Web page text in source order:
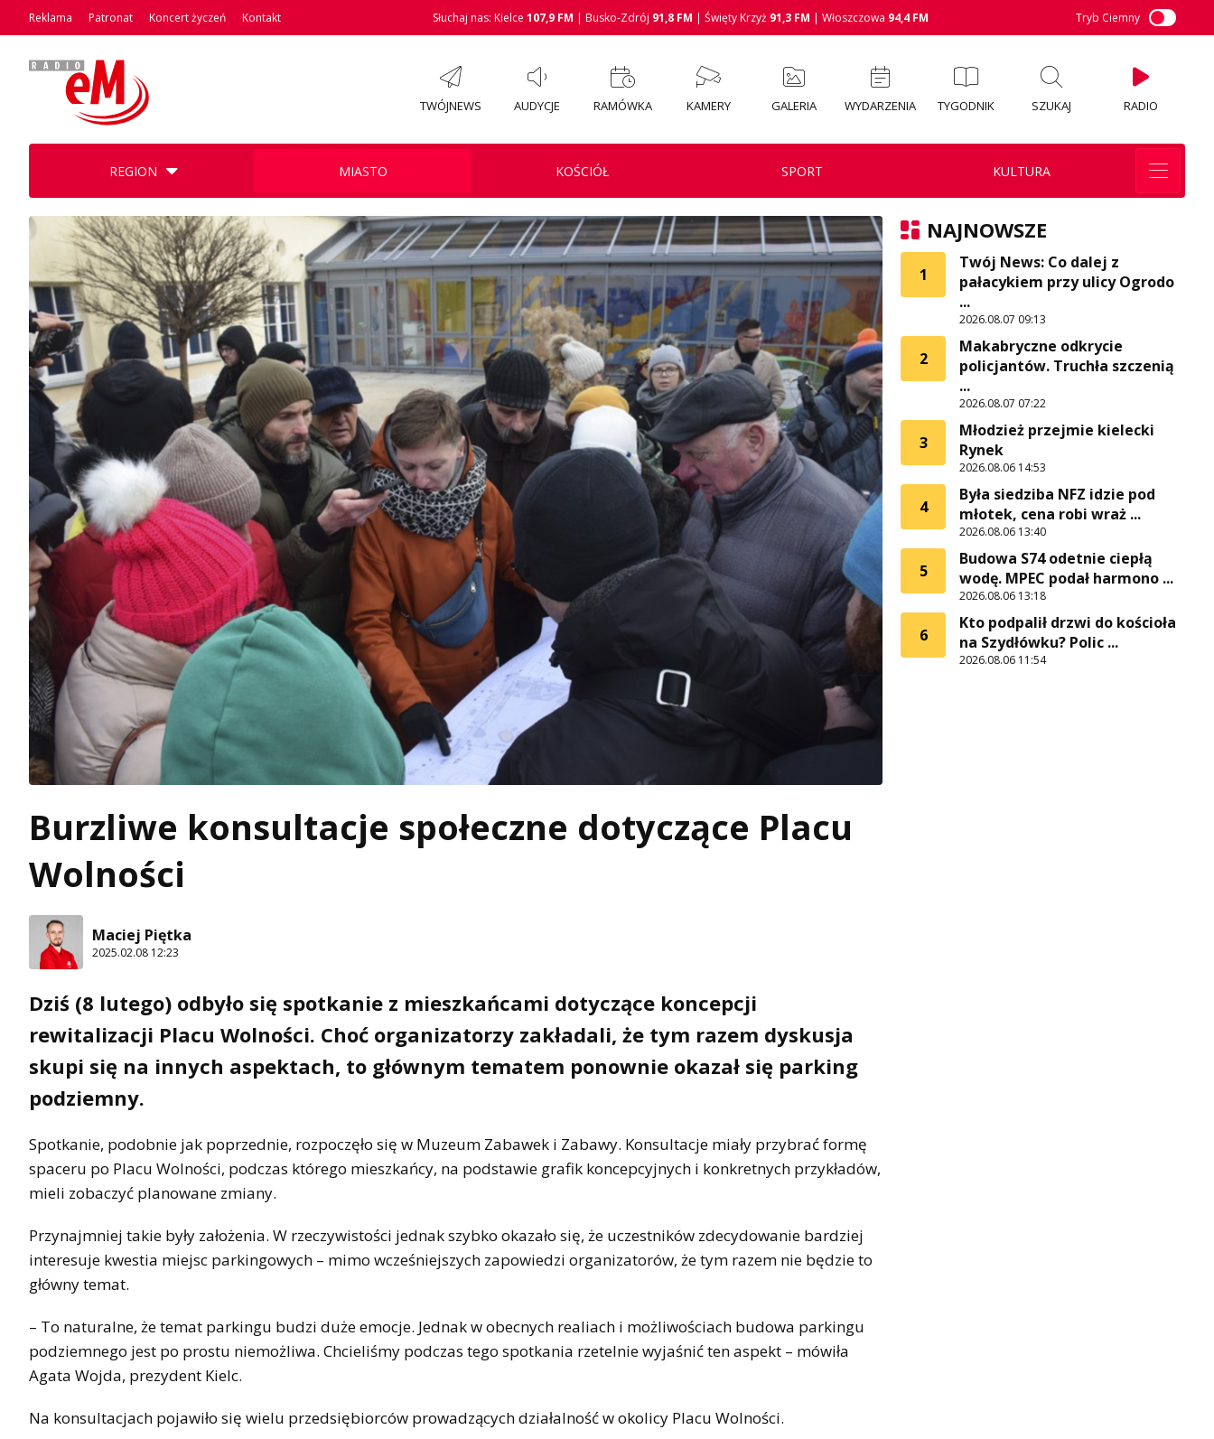
Reklama Patronat Koncert życzeń Kontakt Słuchaj nas: Kielce 107,9 FM | Busko-Zdrój 91,8 FM | Święty Krzyż 91,3 FM | Włoszczowa 94,4 FM Tryb Ciemny
TWÓJNEWS AUDYCJE RAMÓWKA KAMERY GALERIA WYDARZENIA TYGODNIK SZUKAJ RADIO
REGION MIASTO KOŚCIÓŁ SPORT KULTURA
Burzliwe konsultacje społeczne dotyczące Placu
Wolności
Maciej Piętka
2025.02.08 12:23
Dziś (8 lutego) odbyło się spotkanie z mieszkańcami dotyczące koncepcji
rewitalizacji Placu Wolności. Choć organizatorzy zakładali, że tym razem dyskusja
skupi się na innych aspektach, to głównym tematem ponownie okazał się parking
podziemny.
Spotkanie, podobnie jak poprzednie, rozpoczęło się w Muzeum Zabawek i Zabawy. Konsultacje miały przybrać formę
spaceru po Placu Wolności, podczas którego mieszkańcy, na podstawie grafik koncepcyjnych i konkretnych przykładów,
mieli zobaczyć planowane zmiany.
Przynajmniej takie były założenia. W rzeczywistości jednak szybko okazało się, że uczestników zdecydowanie bardziej
interesuje kwestia miejsc parkingowych – mimo wcześniejszych zapowiedzi organizatorów, że tym razem nie będzie to
główny temat.
– To naturalne, że temat parkingu budzi duże emocje. Jednak w obecnych realiach i możliwościach budowa parkingu
podziemnego jest po prostu niemożliwa. Chcieliśmy podczas tego spotkania rzetelnie wyjaśnić ten aspekt – mówiła
Agata Wojda, prezydent Kielc.
Na konsultacjach pojawiło się wielu przedsiębiorców prowadzących działalność w okolicy Placu Wolności.
NAJNOWSZE
1
Twój News: Co dalej z
pałacykiem przy ulicy Ogrodo
...
2026.08.07 09:13
2
Makabryczne odkrycie
policjantów. Truchła szczenią
...
2026.08.07 07:22
3
Młodzież przejmie kielecki
Rynek
2026.08.06 14:53
4
Była siedziba NFZ idzie pod
młotek, cena robi wraż ...
2026.08.06 13:40
5
Budowa S74 odetnie ciepłą
wodę. MPEC podał harmono ...
2026.08.06 13:18
6
Kto podpalił drzwi do kościoła
na Szydłówku? Polic ...
2026.08.06 11:54